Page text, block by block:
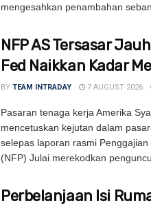
mengesahkan penambahan
NFP AS Tersasar
Fed Naikkan Kadar
BY TEAM INTRADAY 7 AUGUST 2026
Pasaran tenaga kerja Amerika
mencetuskan kejutan dalam
selepas laporan rasmi Penggajian
(NFP) Julai merekodkan
Perbelanjaan Isi